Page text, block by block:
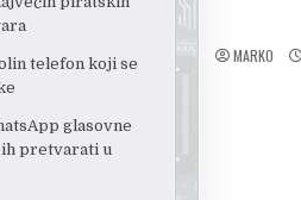
telefon koji se
glasovne
pretvarati u
MARKO